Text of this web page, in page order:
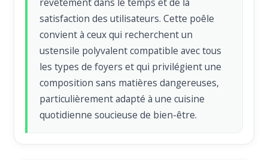
satisfaction des utilisateurs. Cette poêle
convient à ceux qui recherchent un
ustensile polyvalent compatible avec tous
les types de foyers et qui privilégient une
composition sans matières dangereuses,
particulièrement adapté à une cuisine
quotidienne soucieuse de bien-être.